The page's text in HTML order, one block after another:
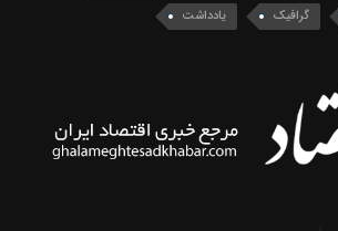
گرافیک یادداشت